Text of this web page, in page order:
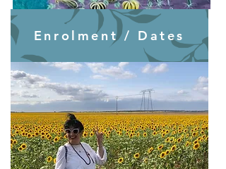
Enrolment / Dates